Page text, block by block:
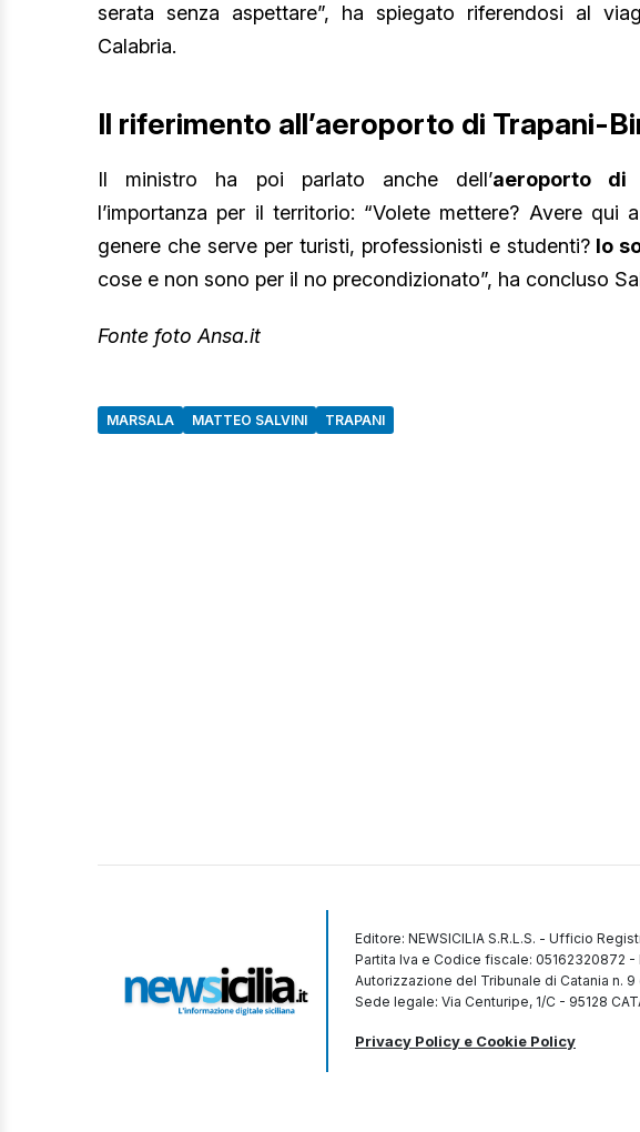
serata senza aspettare”, ha spiegato riferendosi al
Calabria.
Il riferimento all’aeroporto di Trapani-
Il ministro ha poi parlato anche dell’aeroporto di
l’importanza per il territorio: “Volete mettere? Avere qui
genere che serve per turisti, professionisti e studenti?Io
cose e non sono per il no precondizionato”, ha concluso
Fonte foto Ansa.it
MARSALA MATTEO SALVINI TRAPANI
Editore: NEWSICILIA S.R.L.S. - Ufficio
Partita Iva e Codice fiscale: 05162320872 -
Autorizzazione del Tribunale di Catania n.
Sede legale: Via Centuripe, 1/C - 95128
Privacy Policy e Cookie Policy